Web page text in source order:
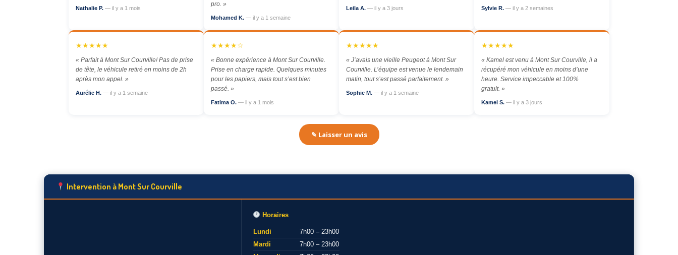
Nathalie P. — il y a 1 mois
pro. »
Mohamed K. — il y a 1 semaine
Leila A. — il y a 3 jours Sylvie R. — il y a 2 semaines
★★★★★
« Parfait à Mont Sur Courville! Pas de prise
de tête, le véhicule retiré en moins de 2h
après mon appel. »
Aurélie H. — il y a 1 semaine
★★★★☆
« Bonne expérience à Mont Sur Courville.
Prise en charge rapide. Quelques minutes
pour les papiers, mais tout s’est bien
passé. »
Fatima O. — il y a 1 mois
★★★★★
« J’avais une vieille Peugeot à Mont Sur
Courville. L’équipe est venue le lendemain
matin, tout s’est passé parfaitement. »
Sophie M. — il y a 1 semaine
★★★★★
« Kamel est venu à Mont Sur Courville, il a
récupéré mon véhicule en moins d’une
heure. Service impeccable et 100%
gratuit. »
Kamel S. — il y a 3 jours
✎ Laisser un avis
Intervention à Mont Sur Courville
Horaires
Lundi
7h00 – 23h00
Mardi
7h00 – 23h00